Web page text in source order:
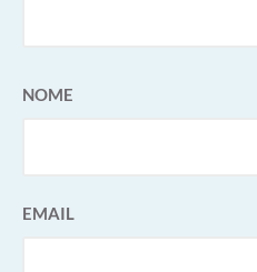
NOME
EMAIL